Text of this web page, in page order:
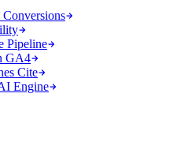
Pipeline
GA4
Cite
Engine